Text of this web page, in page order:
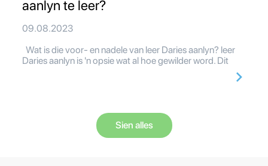
aanlyn te leer?
09.08.2023
Wat is die voor- en nadele van leer Daries aanlyn? leer
Daries aanlyn is 'n opsie wat al hoe gewilder word. Dit
Sien alles